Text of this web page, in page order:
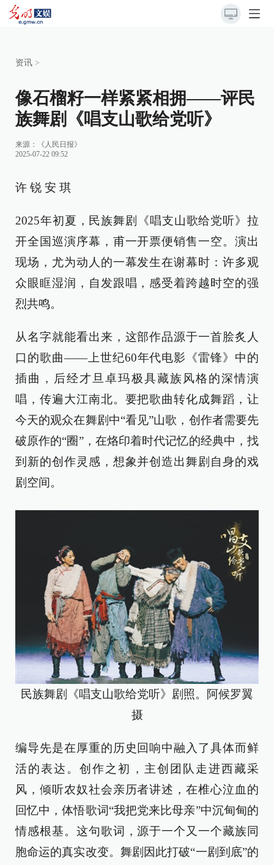
资讯 >
像石榴籽一样紧紧相拥——评民
族舞剧《唱支山歌给党听》
来源：
《人民日报》
2025-07-22 09:52
许 锐 安 琪
2025年初夏，民族舞剧《唱支山歌给党听》拉
开全国巡演序幕，甫一开票便销售一空。演出
现场，尤为动人的一幕发生在谢幕时：许多观
众眼眶湿润，自发跟唱，感受着跨越时空的强
烈共鸣。
从名字就能看出来，这部作品源于一首脍炙人
口的歌曲——上世纪60年代电影《雷锋》中的
插曲，后经才旦卓玛极具藏族风格的深情演
唱，传遍大江南北。要把歌曲转化成舞蹈，让
今天的观众在舞剧中“看见”山歌，创作者需要先
破原作的“圈”，在烙印着时代记忆的经典中，找
到新的创作灵感，想象并创造出舞剧自身的戏
剧空间。
民族舞剧《唱支山歌给党听》剧照。阿候罗翼
摄
编导先是在厚重的历史回响中融入了具体而鲜
活的表达。创作之初，主创团队走进西藏采
风，倾听农奴社会亲历者讲述，在椎心泣血的
回忆中，体悟歌词“我把党来比母亲”中沉甸甸的
情感根基。这句歌词，源于一个又一个藏族同
胞命运的真实改变。舞剧因此打破“一剧到底”的